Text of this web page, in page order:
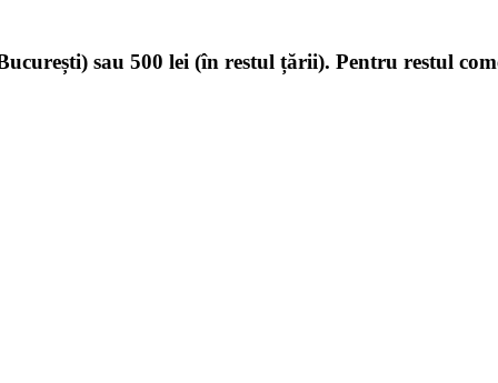
sau 500 lei (în restul țării). Pentru restul